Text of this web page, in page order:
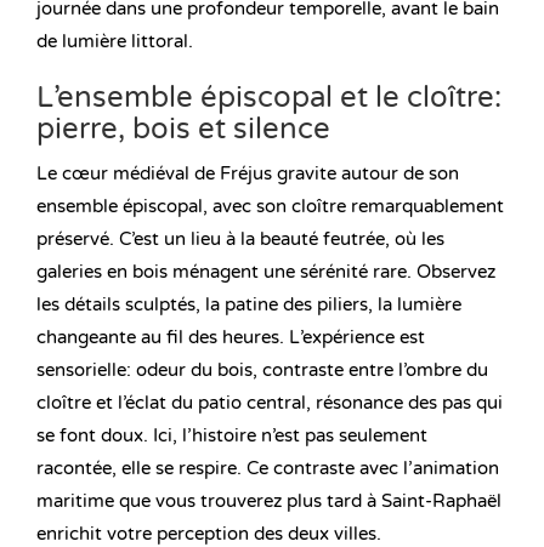
journée dans une profondeur temporelle, avant le bain
de lumière littoral.
L’ensemble épiscopal et le cloître:
pierre, bois et silence
Le cœur médiéval de Fréjus gravite autour de son
ensemble épiscopal, avec son cloître remarquablement
préservé. C’est un lieu à la beauté feutrée, où les
galeries en bois ménagent une sérénité rare. Observez
les détails sculptés, la patine des piliers, la lumière
changeante au fil des heures. L’expérience est
sensorielle: odeur du bois, contraste entre l’ombre du
cloître et l’éclat du patio central, résonance des pas qui
se font doux. Ici, l’histoire n’est pas seulement
racontée, elle se respire. Ce contraste avec l’animation
maritime que vous trouverez plus tard à Saint-Raphaël
enrichit votre perception des deux villes.